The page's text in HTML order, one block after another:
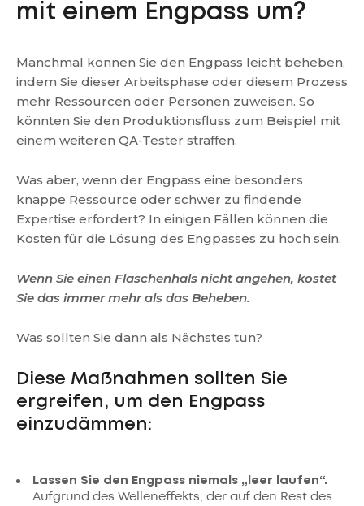
mit einem Engpass um?
Manchmal können Sie den Engpass leicht beheben,
indem Sie dieser Arbeitsphase oder diesem Prozess
mehr Ressourcen oder Personen zuweisen. So
könnten Sie den Produktionsfluss zum Beispiel mit
einem weiteren QA-Tester straffen.
Was aber, wenn der Engpass eine besonders
knappe Ressource oder schwer zu findende
Expertise erfordert? In einigen Fällen können die
Kosten für die Lösung des Engpasses zu hoch sein.
Wenn Sie einen Flaschenhals nicht angehen, kostet
Sie das immer mehr als das Beheben.
Was sollten Sie dann als Nächstes tun?
Diese Maßnahmen sollten Sie
ergreifen, um den Engpass
einzudämmen:
Lassen Sie den Engpass niemals „leer laufen“.
Aufgrund des Welleneffekts, der auf den Rest des